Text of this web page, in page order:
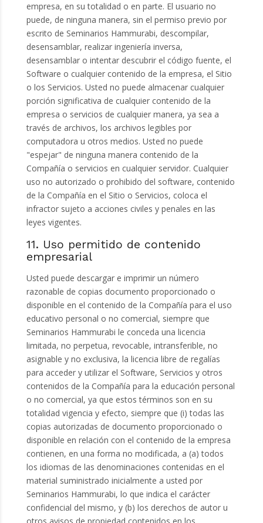
empresa, en su totalidad o en parte. El usuario no
puede, de ninguna manera, sin el permiso previo por
escrito de Seminarios Hammurabi, descompilar,
desensamblar, realizar ingeniería inversa,
desensamblar o intentar descubrir el código fuente, el
Software o cualquier contenido de la empresa, el Sitio
o los Servicios. Usted no puede almacenar cualquier
porción significativa de cualquier contenido de la
empresa o servicios de cualquier manera, ya sea a
través de archivos, los archivos legibles por
computadora u otros medios. Usted no puede
"espejar" de ninguna manera contenido de la
Compañía o servicios en cualquier servidor. Cualquier
uso no autorizado o prohibido del software, contenido
de la Compañía en el Sitio o Servicios, coloca el
infractor sujeto a acciones civiles y penales en las
leyes vigentes.
11. Uso permitido de contenido
empresarial
Usted puede descargar e imprimir un número
razonable de copias documento proporcionado o
disponible en el contenido de la Compañía para el uso
educativo personal o no comercial, siempre que
Seminarios Hammurabi le conceda una licencia
limitada, no perpetua, revocable, intransferible, no
asignable y no exclusiva, la licencia libre de regalías
para acceder y utilizar el Software, Servicios y otros
contenidos de la Compañía para la educación personal
o no comercial, ya que estos términos son en su
totalidad vigencia y efecto, siempre que (i) todas las
copias autorizadas de documento proporcionado o
disponible en relación con el contenido de la empresa
contienen, en una forma no modificada, a (a) todos
los idiomas de las denominaciones contenidas en el
material suministrado inicialmente a usted por
Seminarios Hammurabi, lo que indica el carácter
confidencial del mismo, y (b) los derechos de autor u